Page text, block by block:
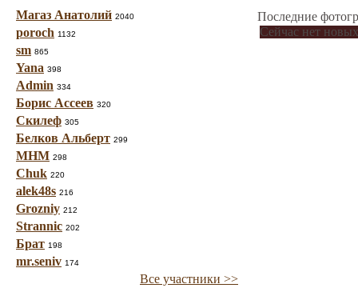
Магаз Анатолий 2040
poroch 1132
sm 865
Yana 398
Admin 334
Борис Ассеев 320
Скилеф 305
Белков Альберт 299
МНМ 298
Chuk 220
alek48s 216
Grozniy 212
Strannic 202
Брат 198
mr.seniv 174
Все участники >>
Последние
Сейчас нет